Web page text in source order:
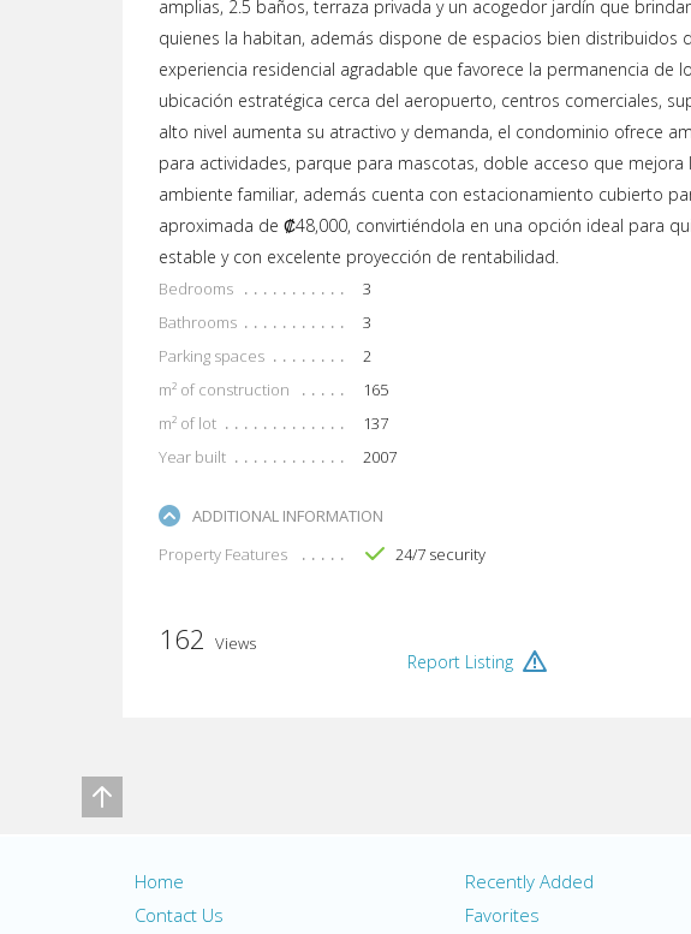
amplias, 2.5 baños, terraza privada y un acogedor jardín que
quienes la habitan, además dispone de espacios bien distribuidos
experiencia residencial agradable que favorece la permanencia de
ubicación estratégica cerca del aeropuerto, centros comerciales,
alto nivel aumenta su atractivo y demanda, el condominio ofrece
para actividades, parque para mascotas, doble acceso que mejora
ambiente familiar, además cuenta con estacionamiento cubierto
aproximada de ₡48,000, convirtiéndola en una opción ideal para
estable y con excelente proyección de rentabilidad.
Bedrooms
3
Bathrooms
3
Parking spaces
2
m² of construction
165
m² of lot
137
Year built
2007
ADDITIONAL INFORMATION
Property Features
24/7 security
Report Listing
162 Views
Home Recently Added
Contact Us
Favorites